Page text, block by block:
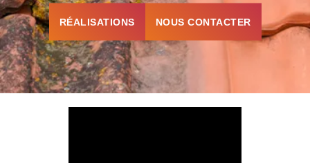
RÉALISATIONS NOUS CONTACTER